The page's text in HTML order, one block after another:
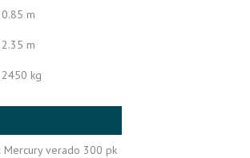
0.85 m
2.35 m
2450 kg
Mercury verado 300 pk